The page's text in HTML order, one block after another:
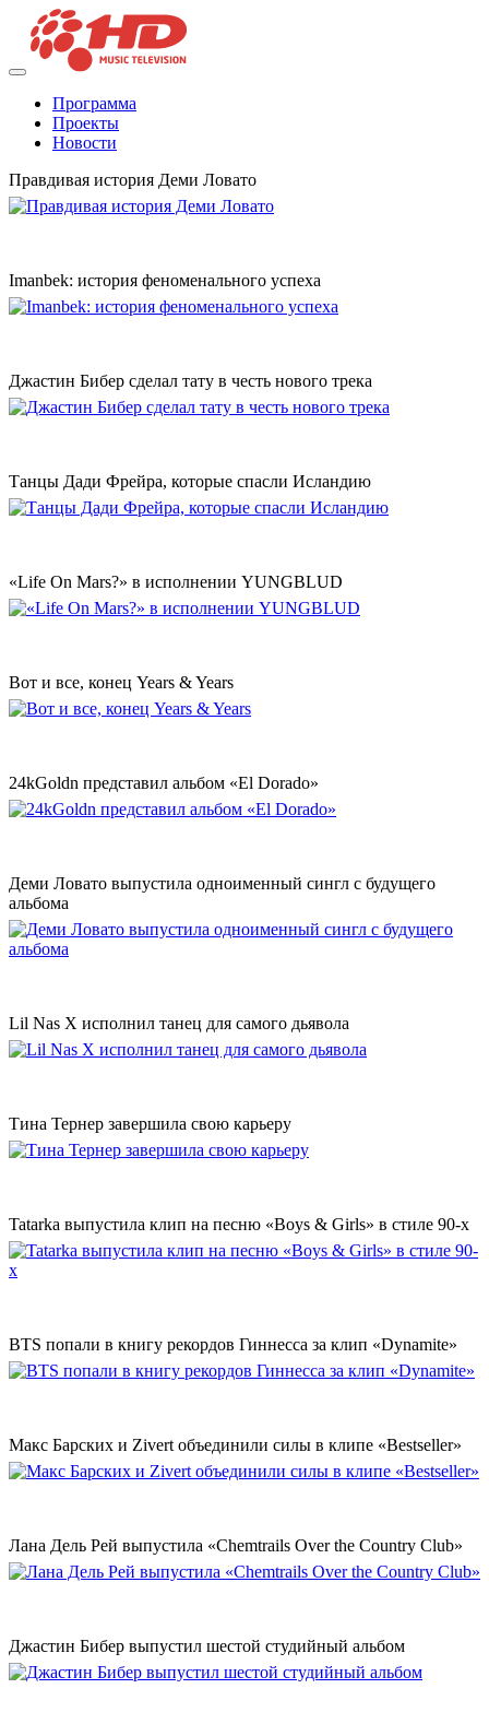
Программа
Проекты
Новости
Правдивая история Деми Ловато
Imanbek: история феноменального успеха
Джастин Бибер сделал тату в честь нового трека
Танцы Дади Фрейра, которые спасли Исландию
«Life On Mars?» в исполнении YUNGBLUD
Вот и все, конец Years & Years
24kGoldn представил альбом «El Dorado»
Деми Ловато выпустила одноименный сингл с будущего
альбома
Lil Nas X исполнил танец для самого дьявола
Тина Тернер завершила свою карьеру
Tatarka выпустила клип на песню «Boys & Girls» в стиле 90-х
BTS попали в книгу рекордов Гиннесса за клип «Dynamite»
Макс Барских и Zivert объединили силы в клипе «Bestseller»
Лана Дель Рей выпустила «Chemtrails Over the Country Club»
Джастин Бибер выпустил шестой студийный альбом